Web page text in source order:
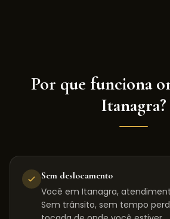
Por que funciona
Itanagra?
Sem deslocamento
Você em Itanagra,
Sem trânsito, sem tempo